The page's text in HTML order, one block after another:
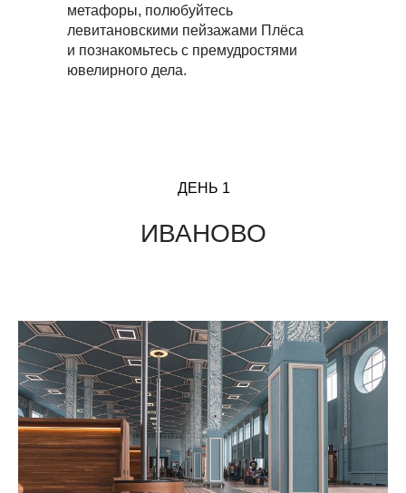
метафоры, полюбуйтесь
левитановскими пейзажами Плёса
и познакомьтесь с премудростями
ювелирного дела.
ДЕНЬ 1
ИВАНОВО